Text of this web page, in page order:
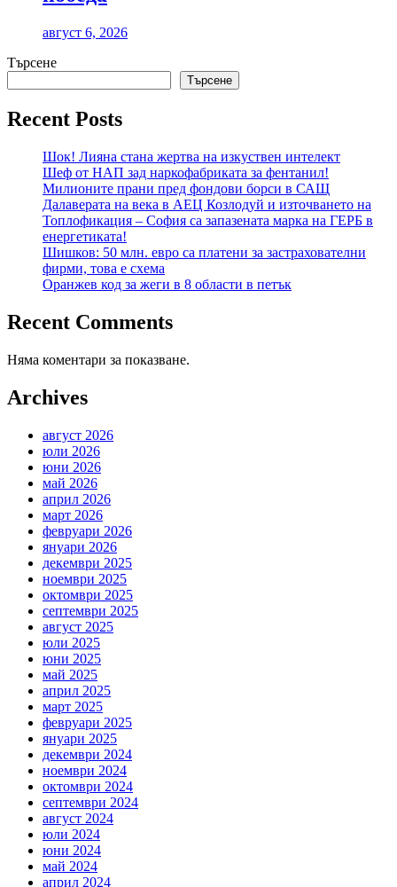
август 6, 2026
Търсене
Търсене
Recent Posts
Шок! Лияна стана жертва на изкуствен интелект
Шеф от НАП зад наркофабриката за фентанил!
Милионите прани пред фондови борси в САЩ
Далаверата на века в АЕЦ Козлодуй и източването на
Топлофикация – София са запазената марка на ГЕРБ в
енергетиката!
Шишков: 50 млн. евро са платени за застрахователни
фирми, това е схема
Оранжев код за жеги в 8 области в петък
Recent Comments
Няма коментари за показване.
Archives
август 2026
юли 2026
юни 2026
май 2026
април 2026
март 2026
февруари 2026
януари 2026
декември 2025
ноември 2025
октомври 2025
септември 2025
август 2025
юли 2025
юни 2025
май 2025
април 2025
март 2025
февруари 2025
януари 2025
декември 2024
ноември 2024
октомври 2024
септември 2024
август 2024
юли 2024
юни 2024
май 2024
април 2024